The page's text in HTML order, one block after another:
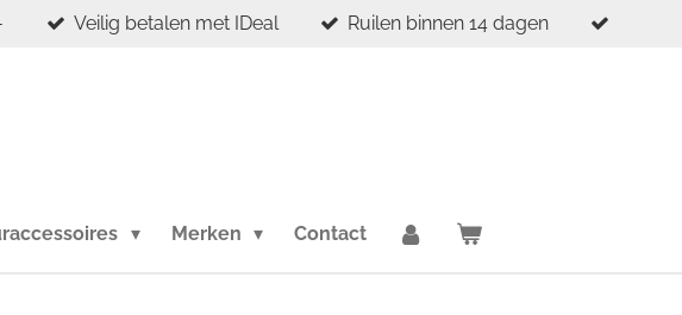
Veilig betalen met IDeal Ruilen binnen 14 dagen
Merken Contact